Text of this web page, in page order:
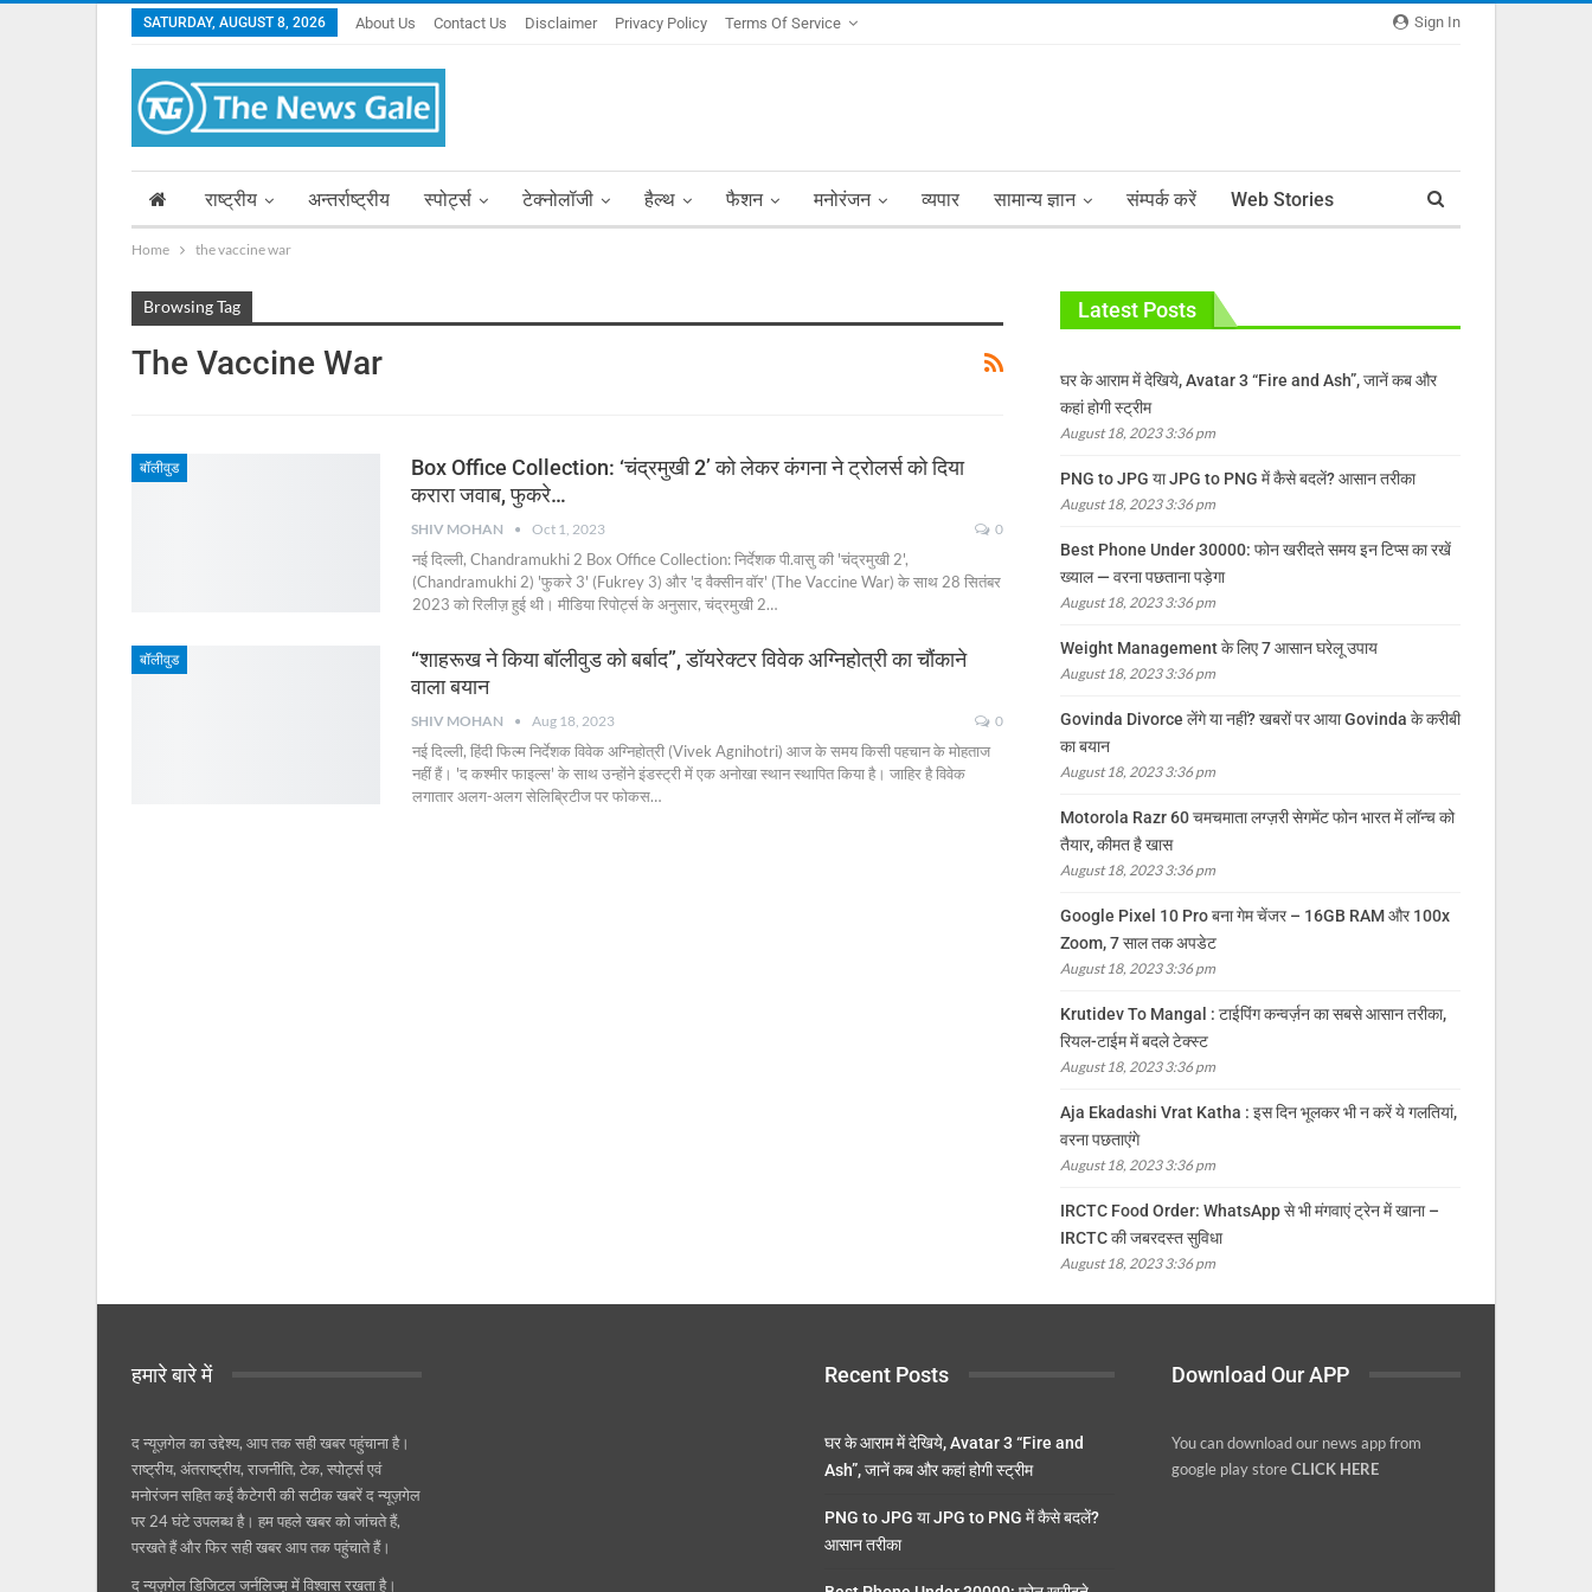
Sign In
SATURDAY, AUGUST 8, 2026 About Us Contact Us Disclaimer Privacy Policy Terms Of Service
राष्ट्रीय अन्तर्राष्ट्रीय स्पोर्ट्स टेक्नोलॉजी हैल्थ फैशन मनोरंजन व्यपार सामान्य ज्ञान संम्पर्क करें Web Stories
Home the vaccine war
Browsing Tag
The Vaccine War
बॉलीवुड
Box Office Collection: ‘चंद्रमुखी 2’ को लेकर कंगना ने ट्रोलर्स को दिया
करारा जवाब, फुकरे…
SHIV MOHAN Oct 1, 2023 0
नई दिल्ली, Chandramukhi 2 Box Office Collection: निर्देशक पी.वासु की 'चंद्रमुखी 2',
(Chandramukhi 2) 'फुकरे 3' (Fukrey 3) और 'द वैक्सीन वॉर' (The Vaccine War) के साथ 28 सितंबर
2023 को रिलीज़ हुई थी। मीडिया रिपोर्ट्स के अनुसार, चंद्रमुखी 2…
बॉलीवुड
“शाहरूख ने किया बॉलीवुड को बर्बाद”, डॉयरेक्टर विवेक अग्निहोत्री का चौंकाने
वाला बयान
SHIV MOHAN Aug 18, 2023 0
नई दिल्ली, हिंदी फिल्म निर्देशक विवेक अग्निहोत्री (Vivek Agnihotri) आज के समय किसी पहचान के मोहताज
नहीं हैं। 'द कश्मीर फाइल्स' के साथ उन्होंने इंडस्ट्री में एक अनोखा स्थान स्थापित किया है। जाहिर है विवेक
लगातार अलग-अलग सेलिब्रिटीज पर फोकस…
Latest Posts
घर के आराम में देखिये, Avatar 3 “Fire and Ash”, जानें कब और
कहां होगी स्ट्रीम
August 18, 2023 3:36 pm
PNG to JPG या JPG to PNG में कैसे बदलें? आसान तरीका
August 18, 2023 3:36 pm
Best Phone Under 30000: फोन खरीदते समय इन टिप्स का रखें
ख्याल — वरना पछताना पड़ेगा
August 18, 2023 3:36 pm
Weight Management के लिए 7 आसान घरेलू उपाय
August 18, 2023 3:36 pm
Govinda Divorce लेंगे या नहीं? खबरों पर आया Govinda के करीबी
का बयान
August 18, 2023 3:36 pm
Motorola Razr 60 चमचमाता लग्ज़री सेगमेंट फोन भारत में लॉन्च को
तैयार, कीमत है खास
August 18, 2023 3:36 pm
Google Pixel 10 Pro बना गेम चेंजर – 16GB RAM और 100x
Zoom, 7 साल तक अपडेट
August 18, 2023 3:36 pm
Krutidev To Mangal : टाईपिंग कन्वर्ज़न का सबसे आसान तरीका,
रियल-टाईम में बदले टेक्स्ट
August 18, 2023 3:36 pm
Aja Ekadashi Vrat Katha : इस दिन भूलकर भी न करें ये गलतियां,
वरना पछताएंगे
August 18, 2023 3:36 pm
IRCTC Food Order: WhatsApp से भी मंगवाएं ट्रेन में खाना –
IRCTC की जबरदस्त सुविधा
August 18, 2023 3:36 pm
हमारे बारे में
द न्यूज़गेल का उद्देश्य, आप तक सही खबर पहुंचाना है।
राष्ट्रीय, अंतराष्ट्रीय, राजनीति, टेक, स्पोर्ट्स एवं
मनोरंजन सहित कई कैटेगरी की सटीक खबरें द न्यूज़गेल
पर 24 घंटे उपलब्ध है। हम पहले खबर को जांचते हैं,
परखते हैं और फिर सही खबर आप तक पहुंचाते हैं।
द न्यूज़गेल डिजिटल जर्नलिज्म़ में विश्वास रखता है।
Recent Posts
घर के आराम में देखिये, Avatar 3 “Fire and
Ash”, जानें कब और कहां होगी स्ट्रीम
PNG to JPG या JPG to PNG में कैसे बदलें?
आसान तरीका
Download Our APP
You can download our news app from
google play storeCLICK HERE